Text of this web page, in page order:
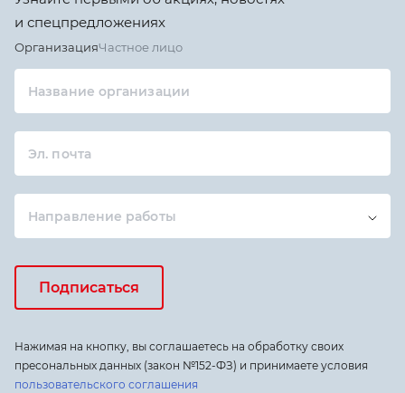
и спецпредложениях
ОрганизацияЧастное лицо
Название организации
Эл. почта
Направление работы
Подписаться
Нажимая на кнопку, вы соглашаетесь на обработку своих
пресональных данных (закон №152-ФЗ) и принимаете условия
пользовательского соглашения